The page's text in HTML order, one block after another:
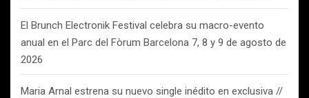
El Brunch Electronik Festival celebra su macro-evento
anual en el Parc del Fòrum Barcelona 7, 8 y 9 de agosto de
2026
Maria Arnal estrena su nuevo single inédito en exclusiva //